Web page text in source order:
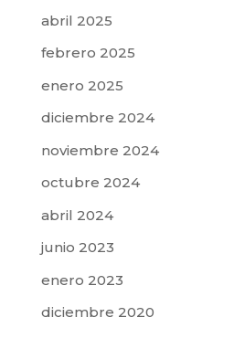
abril 2025
febrero 2025
enero 2025
diciembre 2024
noviembre 2024
octubre 2024
abril 2024
junio 2023
enero 2023
diciembre 2020